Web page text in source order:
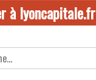
à lyoncapitale.fr